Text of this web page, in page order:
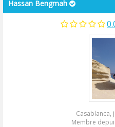
Hassan Bengmah
Casablanca,
Membre